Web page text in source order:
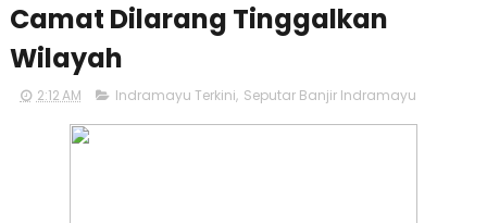
Camat Dilarang Tinggalkan
Wilayah
2:12 AM Indramayu Terkini, Seputar Banjir Indramayu